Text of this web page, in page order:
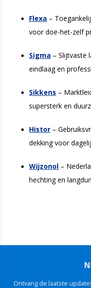
Flexa –
voor doe-het-zelf
Sigma – Slijtvaste
eindlaag en
Sikkens –
supersterk en
Histor –
dekking voor
Wijzonol –
hechting en
Ontvang de laatste